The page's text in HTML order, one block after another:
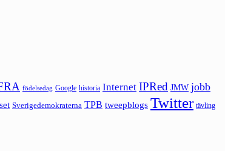
födelsedag Google historia Internet IPRed JMW jobb
Sverigedemokraterna TPB tweepblogs Twitter tävling